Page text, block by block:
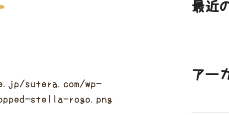
sutera.com/wp-
stella-rogo.png
最近
アー